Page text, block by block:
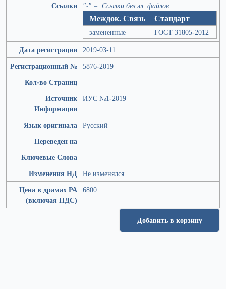
Ссылки "-" = Ссылки без эл. файлов
Междок. Связь Стандарт
замененные
ГОСТ 31805-2012
Дата регистрации 2019-03-11
Регистрационный №
5876-2019
Кол-во Страниц
Источник
Информации
ИУС №1-2019
Язык оригинала Русский
Переведен на
Ключевые Слова
Изменения НД Не изменялся
Цена в драмах РА
(включая НДС)
6800
Добавить в корзину